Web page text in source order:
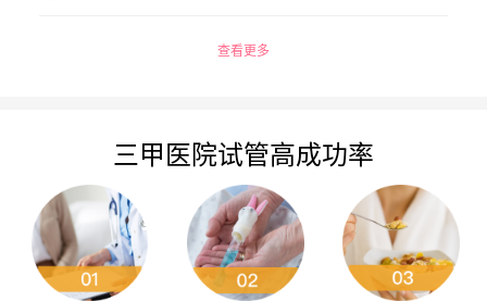
查看更多
三甲医院试管高成功率